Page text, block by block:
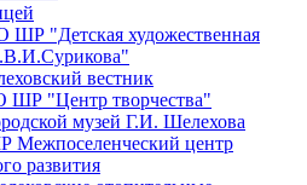
"Детская художественная
вестник
"Центр творчества"
музей Г.И. Шелехова
центр
развития